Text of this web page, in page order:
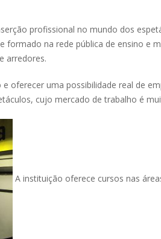
profissional no mundo dos
formado na rede pública de ensino e
arredores.
oferecer uma possibilidade real de
cujo mercado de trabalho é
A instituição oferece cursos nas